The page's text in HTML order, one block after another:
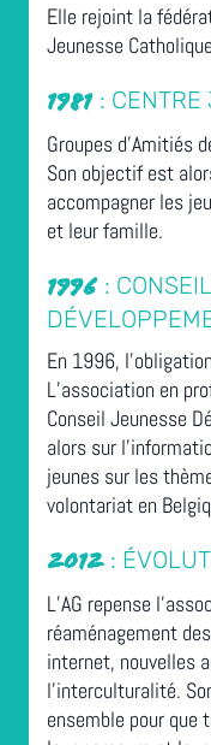
Elle rejoint la
Jeunesse
1981 : CENTRE
Groupes d’Amitiés
Son objectif est
accompagner les
et leur famille.
1996 :
En 1996,
L’association en
Conseil Jeunesse
alors sur
jeunes sur les
volontariat en
2012 :
L’AG repense
réaménagement
internet, nouvelles
l’interculturalité.
ensemble pour que